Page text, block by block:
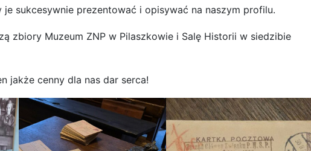
je sukcesywnie prezentować i opisywać na naszym profilu.
zbiory Muzeum ZNP w Pilaszkowie i Salę Historii w siedzibie
jakże cenny dla nas dar serca!